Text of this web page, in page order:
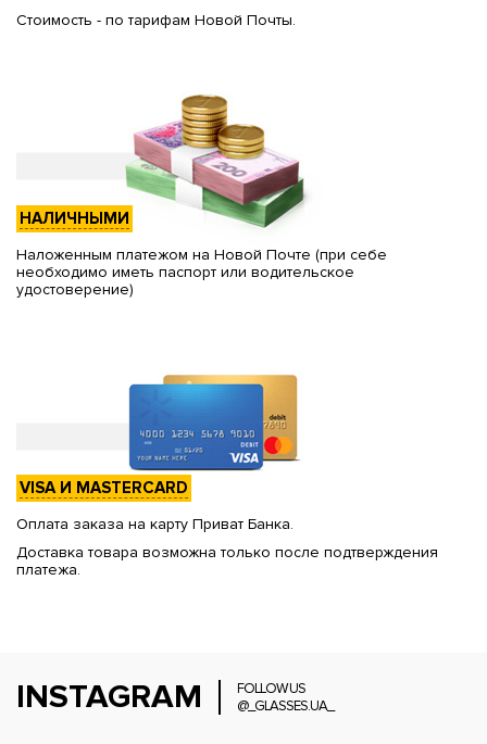
Стоимость - по тарифам Новой Почты.
НАЛИЧНЫМИ
Наложенным платежом на Новой Почте (при себе
необходимо иметь паспорт или водительское
удостоверение)
VISA И MASTERCARD
Оплата заказа на карту Приват Банка.
Доставка товара возможна только после подтверждения
платежа.
INSTAGRAM
FOLLOW US
@_GLASSES.UA_